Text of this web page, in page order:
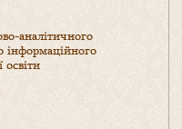
аналітичного
інформаційного
освіти